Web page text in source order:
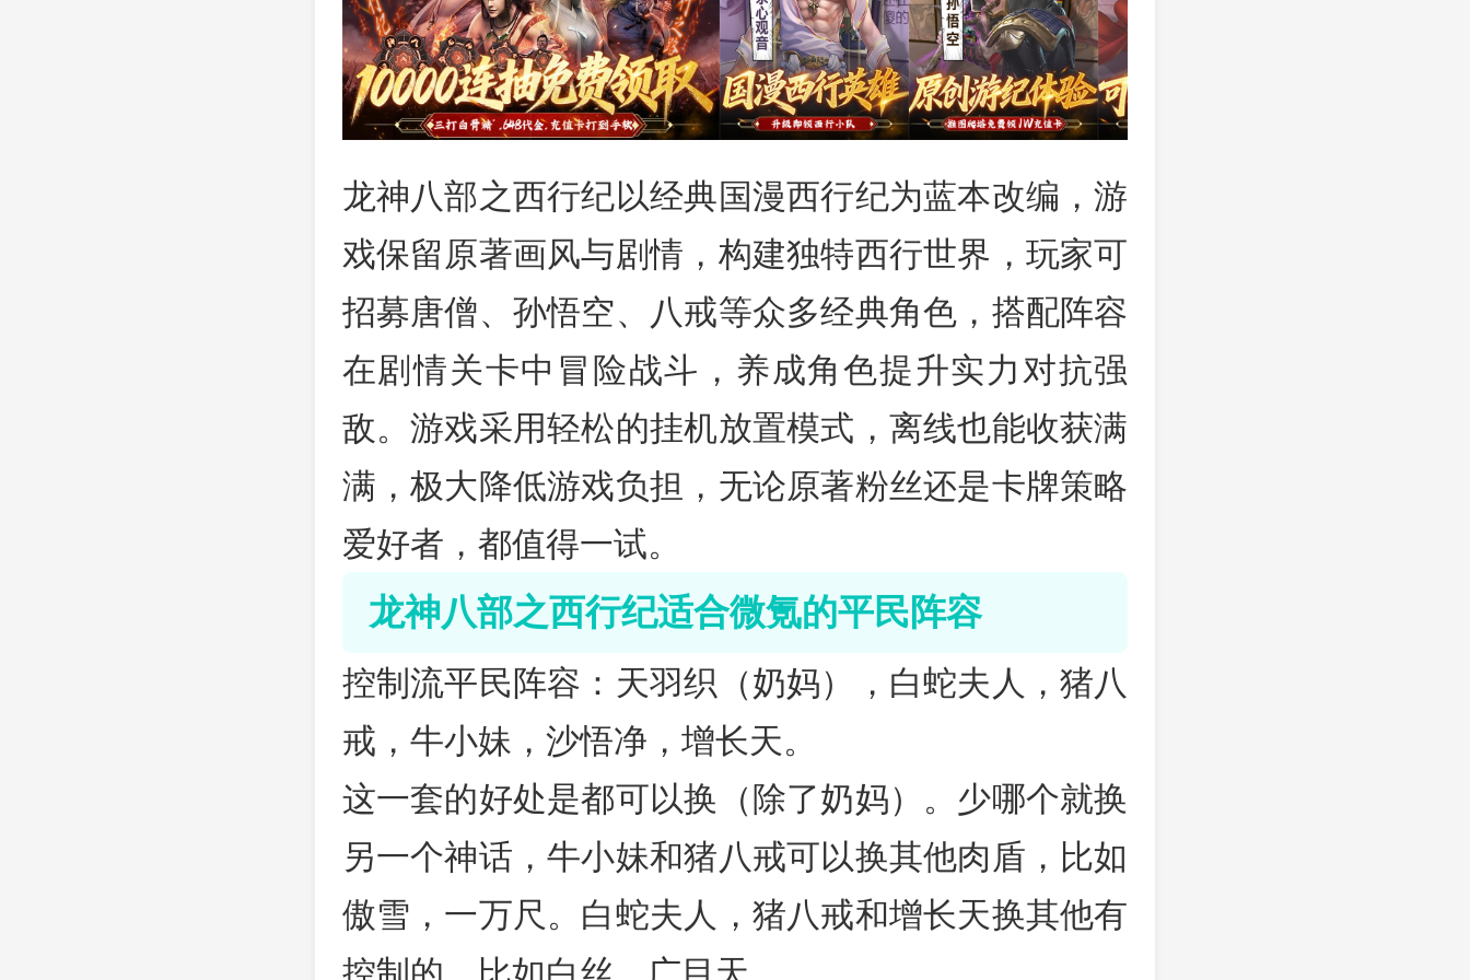
龙神八部之西行纪以经典国漫西行纪为蓝本改编，游
戏保留原著画风与剧情，构建独特西行世界，玩家可
招募唐僧、孙悟空、八戒等众多经典角色，搭配阵容
在剧情关卡中冒险战斗，养成角色提升实力对抗强
敌。游戏采用轻松的挂机放置模式，离线也能收获满
满，极大降低游戏负担，无论原著粉丝还是卡牌策略
爱好者，都值得一试。
龙神八部之西行纪适合微氪的平民阵容
控制流平民阵容：天羽织（奶妈），白蛇夫人，猪八
戒，牛小妹，沙悟净，增长天。
这一套的好处是都可以换（除了奶妈）。少哪个就换
另一个神话，牛小妹和猪八戒可以换其他肉盾，比如
傲雪，一万尺。白蛇夫人，猪八戒和增长天换其他有
控制的。比如白丝，广目天。